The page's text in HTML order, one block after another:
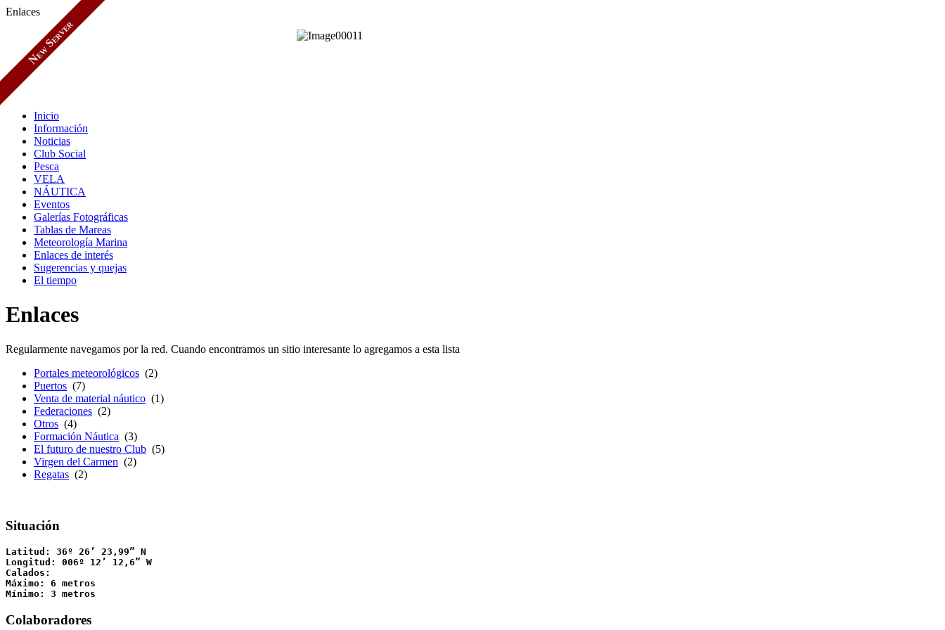
Enlaces
Inicio
Información
Noticias
Club Social
Pesca
VELA
NÁUTICA
Eventos
Galerías Fotográficas
Tablas de Mareas
Meteorología Marina
Enlaces de interés
Sugerencias y quejas
El tiempo
Enlaces
Regularmente navegamos por la red. Cuando encontramos un sitio interesante lo agregamos a esta lista
Portales meteorológicos (2)
Puertos (7)
Venta de material náutico (1)
Federaciones (2)
Otros (4)
Formación Náutica (3)
El futuro de nuestro Club (5)
Virgen del Carmen (2)
Regatas (2)
Situación
Latitud: 36º 26’ 23,99” N
Longitud: 006º 12’ 12,6” W
Calados:
Máximo: 6 metros
Mínimo: 3 metros
Colaboradores
New Server